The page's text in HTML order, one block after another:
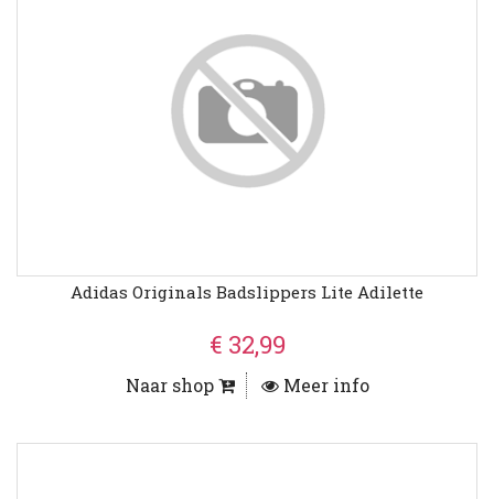
Adidas Originals Badslippers Lite Adilette
€ 32,99
Naar shop Meer info